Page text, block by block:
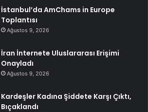
İstanbul’da AmChams in Europe
Toplantısı
Ağustos 9, 2026
İran İnternete Uluslararası Erişimi
Onayladı
Ağustos 9, 2026
Kardeşler Kadına Şiddete Karşı Çıktı,
Bıçaklandı